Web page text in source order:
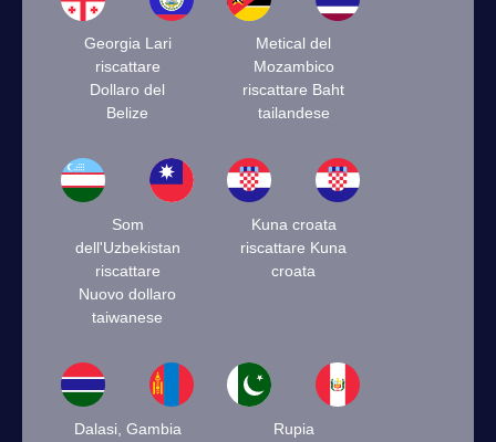
Georgia Lari
riscattare
Dollaro del
Belize
Metical del
Mozambico
riscattare Baht
tailandese
Som
dell'Uzbekistan
riscattare
Nuovo dollaro
taiwanese
Kuna croata
riscattare Kuna
croata
Dalasi, Gambia
Rupia